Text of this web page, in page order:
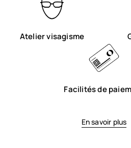
Atelier visagisme
Facilités de
En savoir plus